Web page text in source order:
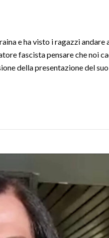
e ha visto i ragazzi
fascista pensare che noi
della presentazione del